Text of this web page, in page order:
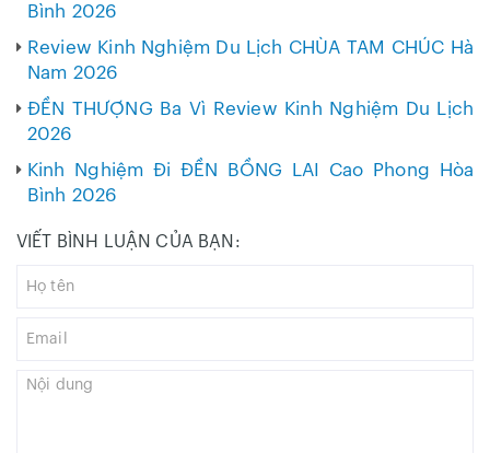
Bình 2026
Review Kinh Nghiệm Du Lịch CHÙA TAM CHÚC Hà
Nam 2026
ĐỀN THƯỢNG Ba Vì Review Kinh Nghiệm Du Lịch
2026
Kinh Nghiệm Đi ĐỀN BỒNG LAI Cao Phong Hòa
Bình 2026
VIẾT BÌNH LUẬN CỦA BẠN: